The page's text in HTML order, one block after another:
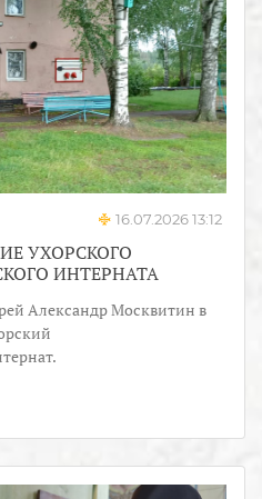
16.07.2026 13:12
УХОРСКОГО
ИНТЕРНАТА
Александр Москвитин в